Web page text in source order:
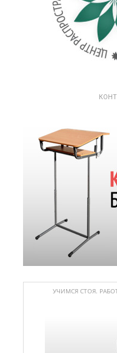
УЧИМСЯ СТОЯ.